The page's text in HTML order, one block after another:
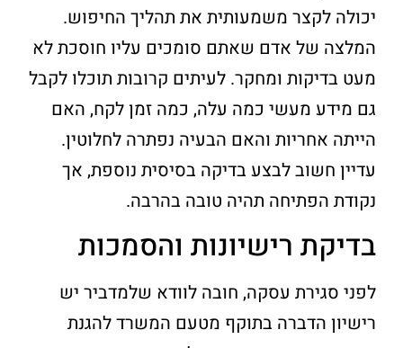
יכולה לקצר משמעותית את תהליך החיפוש.
המלצה של אדם שאתם סומכים עליו חוסכת לא
מעט בדיקות ומחקר. לעיתים קרובות תוכלו לקבל
גם מידע מעשי כמה עלה, כמה זמן לקח, האם
הייתה אחריות והאם הבעיה נפתרה לחלוטין.
עדיין חשוב לבצע בדיקה בסיסית נוספת, אך
נקודת הפתיחה תהיה טובה בהרבה.
בדיקת רישיונות והסמכות
לפני סגירת עסקה, חובה לוודא שלמדביר יש
רישיון הדברה בתוקף מטעם המשרד להגנת